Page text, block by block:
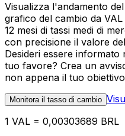
Visualizza l'andamento
grafico del cambio da
12 mesi di tassi medi di
con precisione il valore
Desideri essere
tuo favore? Crea un
non appena il tuo
Monitora il tasso di cambio
1 VAL = 0,00303689 BRL